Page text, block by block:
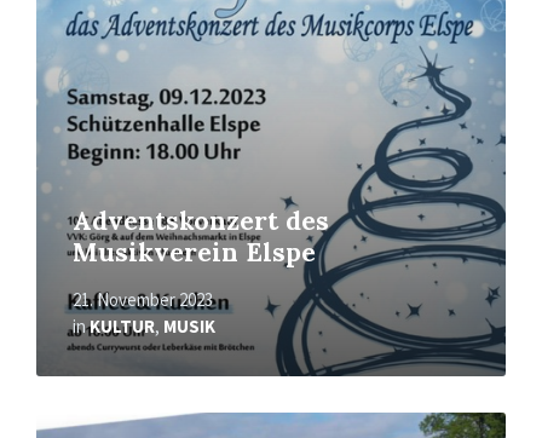
Adventskonzert des
Musikverein Elspe
21. November 2023
inKULTUR, MUSIK
Mehr